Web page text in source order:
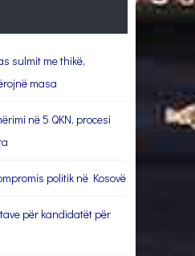
sulmit me thikë,
masa
në 5 QKN, procesi
politik në Kosovë
për kandidatët për